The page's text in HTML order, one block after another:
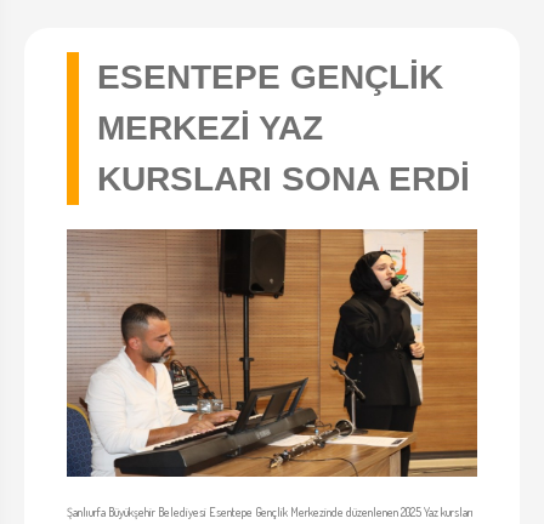
ESENTEPE GENÇLİK
MERKEZİ YAZ
KURSLARI SONA ERDİ
Şanlıurfa Büyükşehir Belediyesi Esentepe Gençlik Merkezinde düzenlenen 2025 Yaz kursları